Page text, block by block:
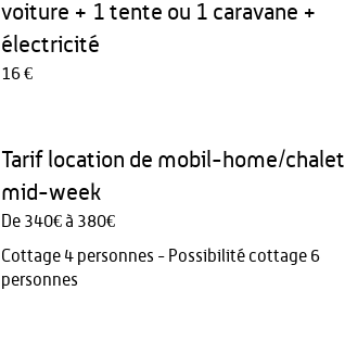
voiture + 1 tente ou 1 caravane +
électricité
16 €
Tarif location de mobil-home/chalet
mid-week
De 340€ à 380€
Cottage 4 personnes - Possibilité cottage 6
personnes